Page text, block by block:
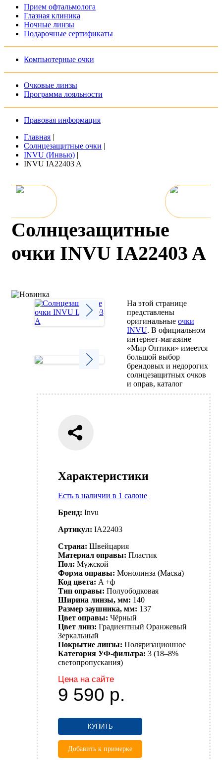
Прием офтальмолога
Глазная клиника
Ночные линзы
Подарочные сертификаты
Компьютерные очки
Очковые линзы
Программа лояльности
Правовая информация
Главная |
Солнцезащитные очки |
INVU (Инвью) |
INVU IA22403 A
Солнцезащитные
очки INVU IA22403 A
Характеристики
Есть в наличии в 1 салоне
Бренд: Invu
Артикул: IA22403
Страна: Швейцария
Материал оправы: Пластик
Пол: Мужской
Форма оправы: Монолинза (Маска)
Код цвета: A +ф
Тип оправы: Полуободковая
Ширина линзы, мм: 140
Размер заушника, мм: 137
Цвет оправы: Чёрный
Цвет линз: Градиентный Оранжевый
Зеркальный
Покрытие линзы: Поляризационное
Категория УФ-фильтра: 3 (18–8%
светопропускания)
Цена на сайте
9 590 р.
КУПИТЬ
Добавить к примерке
На этой странице
представлены
оригинальныеочки
INVU. В официальном
интернет-магазине
«Мир Оптики» имеется
большой выбор
брендовых и недорогих
солнцезащитных очков
и оправ, каталог